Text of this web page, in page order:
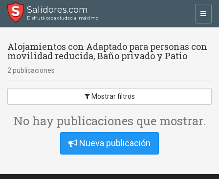
Salidores.com
Disfrutá cada ciudad al máximo
Alojamientos con Adaptado para personas con
movilidad reducida, Baño privado y Patio
2 publicaciones
Mostrar filtros
No hay publicaciones que mostrar.
Nueva publicación